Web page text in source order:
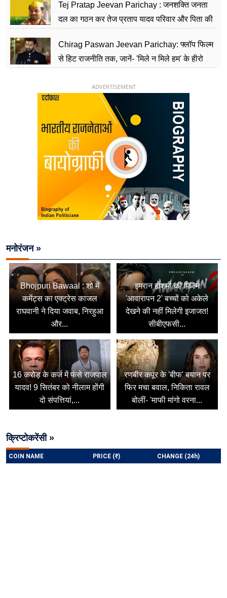
Tej Pratap Jeevan Parichay : जनशक्ति जनता
दल का गठन कर तेज प्रताप यादव परिवार और पिता की
Chirag Paswan Jeevan Parichay: फ्लॉप फिल्म
से हिट राजनीति तक, जानें- 'मिले न मिले हम' के हीरो
ADVERTISEMENT
मनोरंजन »
Bhojpuri Bawaal : शो में
कमेंट्स का एक्ट्रेस काजल
राघवानी ने दिया जवाब, निरहुआ
और...
इमरान हाशमी की फिल्म
'आवारापन 2' बच्चों को अकेले
देखने की नहीं मिलेगी इजाजत!
सीबीएफसी...
16 करोड़ के कर्ज में फंसे राजपाल
यादव! 9 सितंबर को नीलाम होंगी
दो संपत्तियां,...
रणबीर कपूर के 'बीफ' बयान पर
फिर मचा बवाल, निकिता रावल
बोलीं- 'माफी मांगो वरना...
क्रिप्टोकरेंसी »